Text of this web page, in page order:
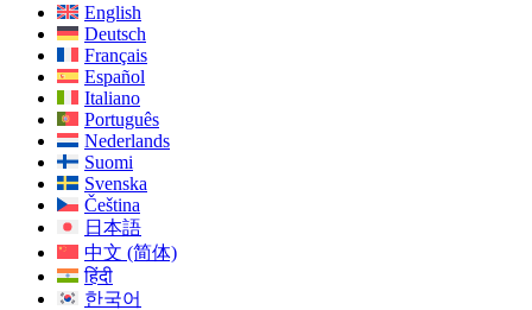
English
Deutsch
Français
Español
Italiano
Português
Nederlands
Suomi
Svenska
Čeština
日本語
中文 (简体)
हिंदी
한국어